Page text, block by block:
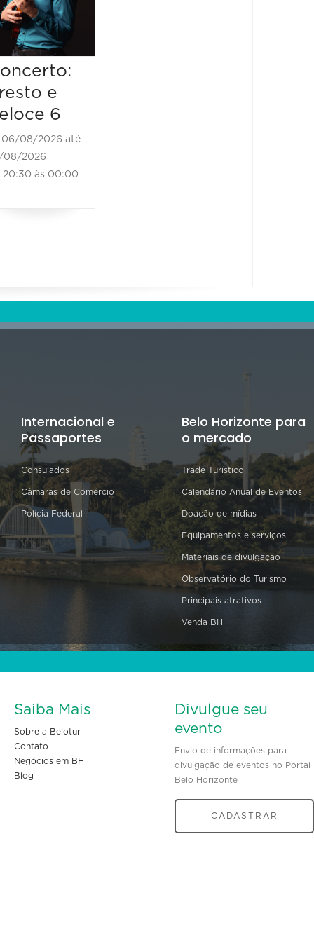
e
6
06/08/2026 até
08/2026
às 00:00
Internacional e
Passaportes
Consulados
Câmaras de Comércio
Polícia Federal
Belo Horizonte para
o mercado
Trade Turístico
Calendário Anual de Eventos
Doação de mídias
Equipamentos e serviços
Materiais de divulgação
Observatório do Turismo
Principais atrativos
Venda BH
Saiba Mais
Sobre a Belotur
Contato
Negócios em BH
Blog
Divulgue seu
evento
Envio de informações para
divulgação de eventos no Portal
Belo Horizonte
CADASTRAR